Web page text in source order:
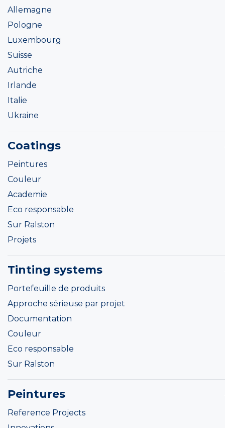
Allemagne
Pologne
Luxembourg
Suisse
Autriche
Irlande
Italie
Ukraine
Coatings
Peintures
Couleur
Academie
Eco responsable
Sur Ralston
Projets
Tinting systems
Portefeuille de produits
Approche sérieuse par projet
Documentation
Couleur
Eco responsable
Sur Ralston
Peintures
Reference Projects